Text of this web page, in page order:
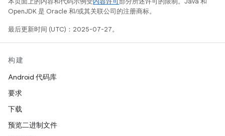
OpenJDK 是 Oracle 和/或其关联公司的注册商标。
最后更新时间 (UTC)：2025-07-27。
构建
Android 代码库
要求
下载
预览二进制文件